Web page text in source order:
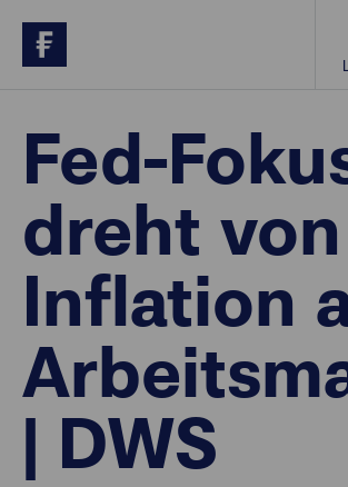
Beratungs-Tools
Anlagethemen
Anlagestrategien
Geschäftserfolg
Ansprechpartner
Fed-
dreht von
Inflation
| DWS